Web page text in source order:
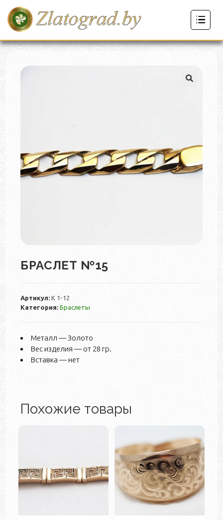
БРАСЛЕТ №15
Артикул:К 1-12
Категория:Браслеты
Металл — Золото
Вес изделия — от 28 гр.
Вставка — нет
Похожие товары